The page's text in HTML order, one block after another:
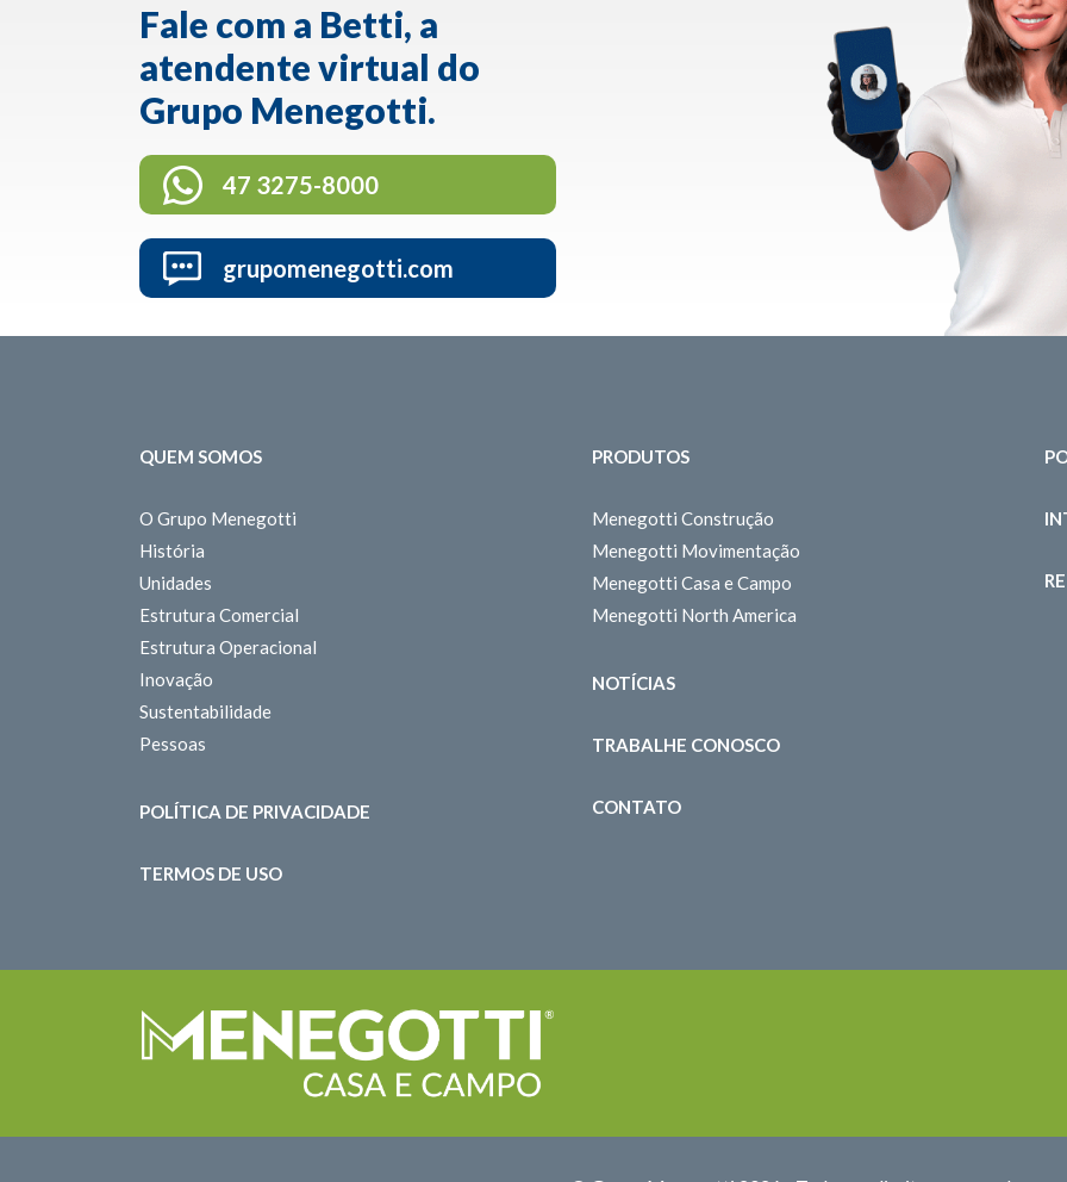
Fale com a Betti, a
atendente virtual do
Grupo Menegotti.
47 3275-8000
grupomenegotti.com
QUEM SOMOS
O Grupo Menegotti
História
Unidades
Estrutura Comercial
Estrutura Operacional
Inovação
Sustentabilidade
Pessoas
POLÍTICA DE PRIVACIDADE
TERMOS DE USO
PRODUTOS
Menegotti Construção
Menegotti Movimentação
Menegotti Casa e Campo
Menegotti North America
NOTÍCIAS
TRABALHE CONOSCO
CONTATO